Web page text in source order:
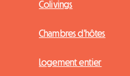
Colivings
Chambres d'hôtes
Logement entier